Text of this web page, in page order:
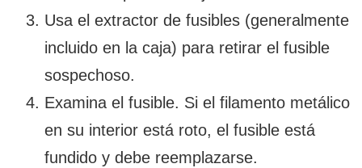
Usa el extractor de fusibles (generalmente
incluido en la caja) para retirar el fusible
sospechoso.
Examina el fusible. Si el filamento metálico
en su interior está roto, el fusible está
fundido y debe reemplazarse.